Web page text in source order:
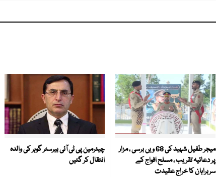
میجر طفیل شہید کی 68 ویں برسی ، مزار
پر دعائیہ تقریب ، مسلح افواج کے
سربراہان کا خراج عقیدت
چیئرمین پی ٹی آئی بیرسٹر گوہر کی والدہ
انتقال کر گئیں